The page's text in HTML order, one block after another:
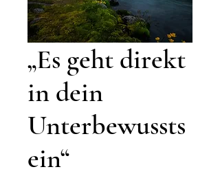
„Es geht direkt
in dein
Unterbewussts
ein“